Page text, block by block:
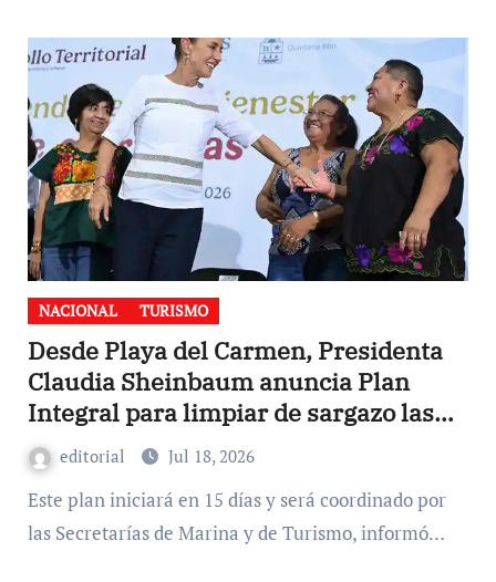
NACIONAL TURISMO
Desde Playa del Carmen, Presidenta
Claudia Sheinbaum anuncia Plan
Integral para limpiar de sargazo las
playas de Quintana Roo
editorial Jul 18, 2026
Este plan iniciará en 15 días y será coordinado por
las Secretarías de Marina y de Turismo, informó…